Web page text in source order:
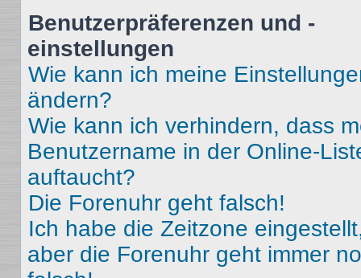
Benutzerpräferenzen und -
einstellungen
Wie kann ich meine
ändern?
Wie kann ich verhindern, dass
Benutzername in der Online-
auftaucht?
Die Forenuhr geht falsch!
Ich habe die Zeitzone
aber die Forenuhr geht immer